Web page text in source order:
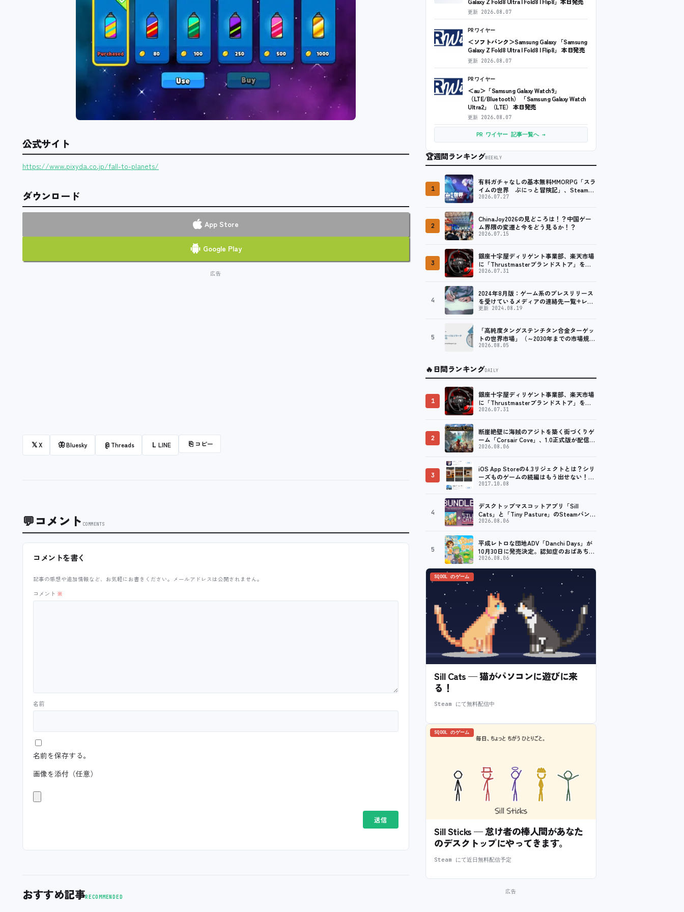
公式サイト
https://www.pixyda.co.jp/fall-to-planets/
ダウンロード
App Store
Google Play
𝕏X 🦋Bluesky @ Threads L LINE ⎘ コピー
💬コメント COMMENTS
コメントを書く
記事の感想や追加情報など、お気軽にお書きください。メールアドレスは公開されません。
コメント ※
名前
名前を保存する。
画像を添付（任意）
おすすめ記事RECOMMENDED
更新 2026.08.07
PRワイヤー
＜ソフトバンク＞Samsung Galaxy 「Samsung
Galaxy Z Fold8 Ultra | Fold8 | Flip8」 本日発売
更新 2026.08.07
PRワイヤー
＜au＞「Samsung Galaxy Watch9」
（LTE/Bluetooth） 「Samsung Galaxy Watch
Ultra2」（LTE） 本日発売
更新 2026.08.07
PR ワイヤー 記事一覧へ →
🏆週間ランキングWEEKLY
1
有料ガチャなしの基本無料MMORPG「スラ
イムの世界 ぷにっと冒険記」、Steam向
けの無料体験版が8月末に配信決定
2026.07.27
2
ChinaJoy2026の見どころは！？中国ゲー
ム界隈の変遷と今をどう見るか！？
2026.07.15
3
銀座十字屋ディリゲント事業部、楽天市場
に「Thrustmasterブランドストア」をオ
ープン。記念キャンペーンでポイントアッ
2026.07.31
4
2024年8月版：ゲーム系のプレスリリース
を受けているメディアの連絡先一覧+レビ
ュー依頼先一覧
更新 2024.08.19
5
「高純度タングステンチタン合金ターゲッ
トの世界市場」（～2030年までの市場規模
予測）資料を発行、年平均6.5%で成長する
2026.08.05
🔥日間ランキングDAILY
1
銀座十字屋ディリゲント事業部、楽天市場
に「Thrustmasterブランドストア」をオ
ープン。記念キャンペーンでポイントアッ
ローラーを中心に、幅広くラインナップ
2026.07.31
2
断崖絶壁に海賊のアジトを築く街づくりゲ
ーム「Corsair Cove」、1.0正式版が配信開
始！
2026.08.06
3
iOS App Storeの4.3リジェクトとは？シリ
ーズものゲームの続編はもう出せない！？
脱出ゲームで相次ぐリジェクト
2017.10.08
4
デスクトップマスコットアプリ「Sill
Cats」と「Tiny Pasture」のSteamバンド
ルセットが販売開始。通常価格より10%割
2026.08.06
5
平成レトロな団地ADV「Danchi Days」が
10月30日に発売決定。認知症のおばあちゃ
んのために夏祭り復活を目指す
2026.08.06
SQOOL のゲーム
Sill Cats — 猫がパソコンに遊びに来
る！
Steam にて無料配信中
SQOOL のゲーム
Sill Sticks — 怠け者の棒人間があなた
のデスクトップにやってきます。
Steam にて近日無料配信予定